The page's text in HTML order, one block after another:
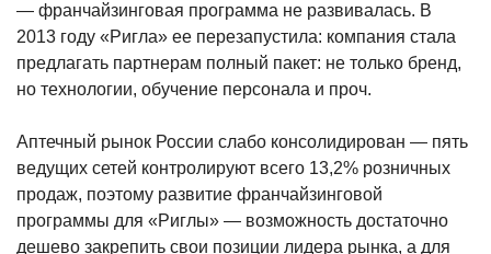
— франчайзинговая программа не развивалась. В
2013 году «Ригла» ее перезапустила: компания стала
предлагать партнерам полный пакет: не только бренд,
но технологии, обучение персонала и проч.
Аптечный рынок России слабо консолидирован — пять
ведущих сетей​ контролируют всего 13,2% розничных
продаж, поэтому развитие франчайзинговой
программы для «Риглы» — возможность достаточно
дешево закрепить свои позиции лидера рынка, а для